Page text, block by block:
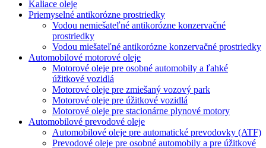
Kaliace oleje
Priemyselné antikorózne prostriedky
Vodou nemiešateľné antikorózne konzervačné
prostriedky
Vodou miešateľné antikorózne konzervačné prostriedky
Automobilové motorové oleje
Motorové oleje pre osobné automobily a ľahké
úžitkové vozidlá
Motorové oleje pre zmiešaný vozový park
Motorové oleje pre úžitkové vozidlá
Motorové oleje pre stacionárne plynové motory
Automobilové prevodové oleje
Automobilové oleje pre automatické prevodovky (ATF)
Prevodové oleje pre osobné automobily a pre úžitkové